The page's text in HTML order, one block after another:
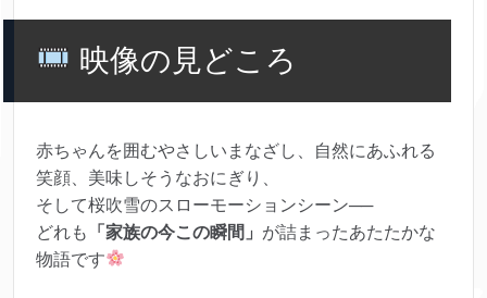
映像の見どころ
赤ちゃんを囲むやさしいまなざし、自然にあふれる
笑顔、美味しそうなおにぎり、
そして桜吹雪のスローモーションシーン──
どれも
「家族の今この瞬間」 が詰まったあたたかな
物語です